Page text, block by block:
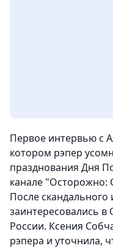
Первое интервью с
котором рэпер
празднования Дня
канале "Осторожно:
После
заинтересовались в
России. Ксения
рэпера и уточнила,